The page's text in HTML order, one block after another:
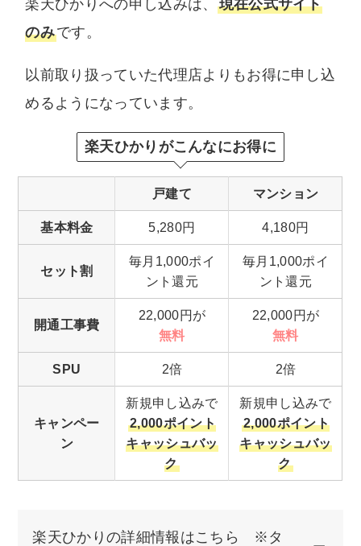
楽天ひかりへの申し込みは、 現在公式サイト
のみです。
以前取り扱っていた代理店よりもお得に申し込
めるようになっています。
楽天ひかりがこんなにお得に
戸建て マンション
基本料金 5,280円 4,180円
セット割
毎月1,000ポイ
ント還元
毎月1,000ポイ
ント還元
開通工事費
22,000円が
無料
22,000円が
無料
SPU 2倍 2倍
キャンペー
ン
新規申し込みで
2,000ポイント
キャッシュバッ
ク
新規申し込みで
2,000ポイント
キャッシュバッ
ク
楽天ひかりの詳細情報はこちら ※タ